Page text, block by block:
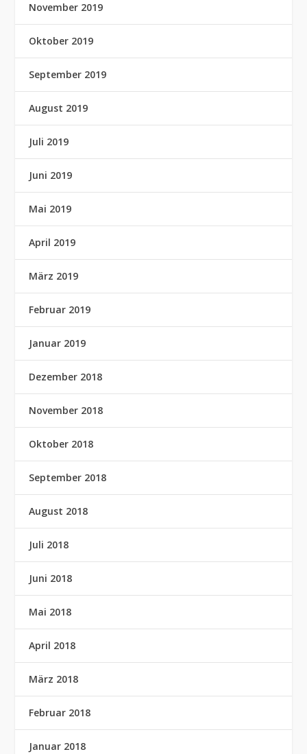
November 2019
Oktober 2019
September 2019
August 2019
Juli 2019
Juni 2019
Mai 2019
April 2019
März 2019
Februar 2019
Januar 2019
Dezember 2018
November 2018
Oktober 2018
September 2018
August 2018
Juli 2018
Juni 2018
Mai 2018
April 2018
März 2018
Februar 2018
Januar 2018